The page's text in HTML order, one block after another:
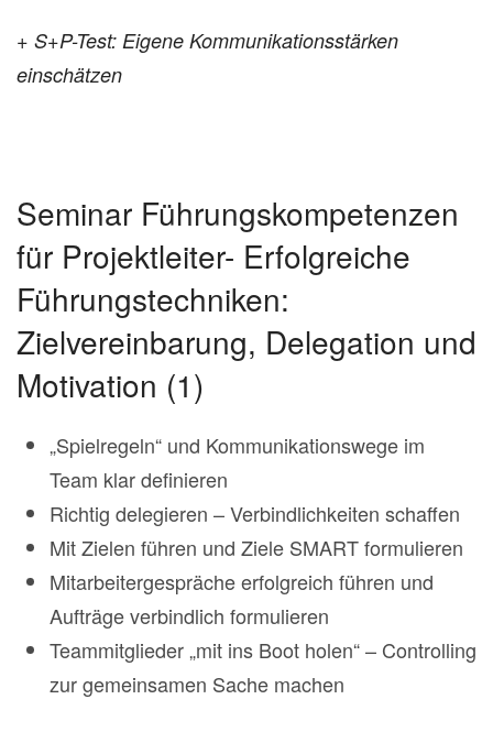
+ S+P-Test: Eigene Kommunikationsstärken
einschätzen
Seminar Führungskompetenzen
für Projektleiter- Erfolgreiche
Führungstechniken:
Zielvereinbarung, Delegation und
Motivation (1)
„Spielregeln“ und Kommunikationswege im
Team klar definieren
Richtig delegieren – Verbindlichkeiten schaffen
Mit Zielen führen und Ziele SMART formulieren
Mitarbeitergespräche erfolgreich führen und
Aufträge verbindlich formulieren
Teammitglieder „mit ins Boot holen“ – Controlling
zur gemeinsamen Sache machen